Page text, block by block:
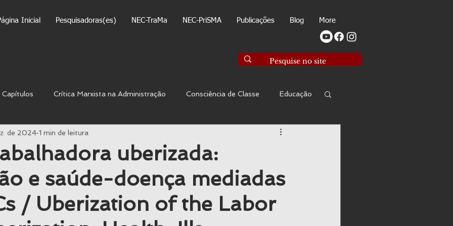
Inicial Pesquisadoras(es) NEC-TraMa NEC-PriSMA Publicações Blog More
Capítulos Crítica Marxista na Administração Consciência de Classe Educação
Homenagem aos Mestres
& Uberização Prática Empreendedora Política Social
da Previdência
uberizada:
e saúde-doença mediadas
/ Uberization of the Labor
de 2024 1 min de leitura